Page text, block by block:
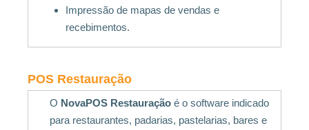
Impressão de mapas de vendas e
recebimentos.
POS Restauração
O NovaPOS Restauração é o software indicado
para restaurantes, padarias, pastelarias, bares e